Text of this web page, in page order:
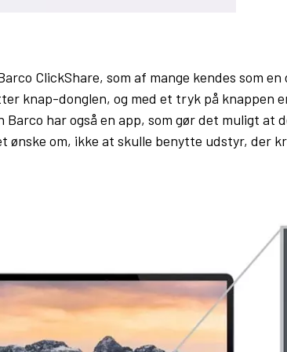
ClickShare, som af mange kendes som en
knap-donglen, og med et tryk på knappen
har også en app, som gør det muligt at
ønske om, ikke at skulle benytte udstyr, der